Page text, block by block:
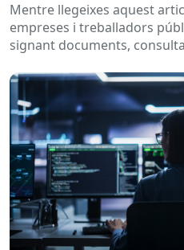
Mentre llegeixes aquest
empreses i treballadors
signant documents,
habitualment...